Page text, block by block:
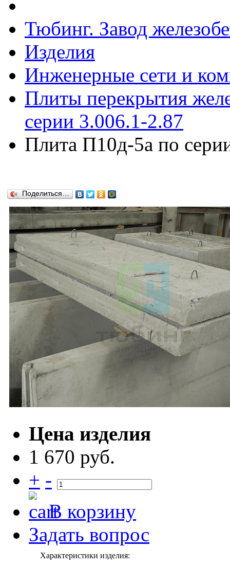
Тюбинг. Завод
Изделия
Инженерные сети и
Плиты перекрытия
серии 3.006.1-2.87
Плита П10д-5а по
Поделиться…
Цена изделия
1 670 руб.
+ -
В корзину
Задать вопрос
Характеристики изделия: